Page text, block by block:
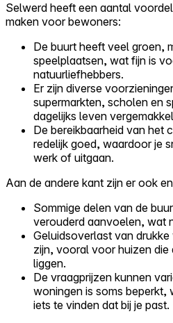
Selwerd heeft een aantal
maken voor bewoners:
De buurt heeft veel groen,
speelplaatsen, wat fijn is
natuurliefhebbers.
Er zijn diverse
supermarkten, scholen en
dagelijks leven
De bereikbaarheid van het
redelijk goed, waardoor je
werk of uitgaan.
Aan de andere kant zijn er ook
Sommige delen van de
verouderd aanvoelen, wat
Geluidsoverlast van
zijn, vooral voor huizen
liggen.
De vraagprijzen kunnen
woningen is soms beperkt,
iets te vinden dat bij je past.